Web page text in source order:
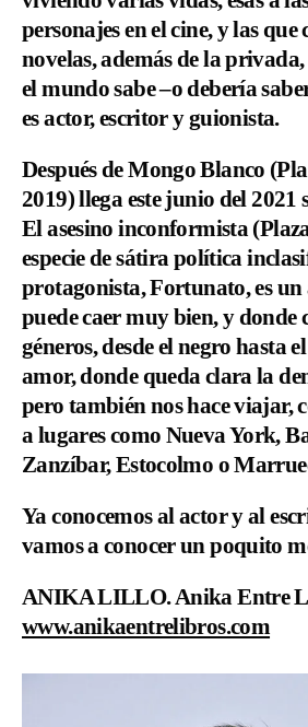
personajes en el cine, y las que
novelas, además de la
el mundo sabe –o debería
es actor, escritor y guionista.
Después de Mongo Blanco
2019) llega este junio del
El asesino inconformista
especie de sátira política
protagonista, Fortunato, es un
puede caer muy bien, y donde
géneros, desde el negro hasta
amor, donde queda clara la
pero también nos hace viajar,
a lugares como Nueva York,
Zanzíbar, Estocolmo o
Ya conocemos al actor y al
vamos a conocer un poquito
ANIKA LILLO. Anika Entre
www.anikaentrelibros.com